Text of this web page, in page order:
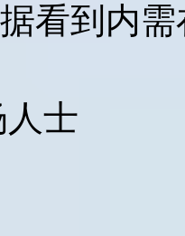
看到内
士